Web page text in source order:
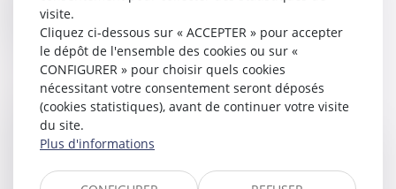
avocats qu'il s'agisse de la gestion des finances, de
l'informatique, de la communication et de la gestion du
personnel.
La conciliation des différends
Le Bâtonnier est un conciliateur. Il reçoit l'ensemble des
contestations des justiciables vis-à-vis de leur avocat. Le
Bâtonnier règle également les différends entre avocats et, dès
qu'ils peuvent survenir, des différends entre les Magistrats et les
visite.
Cliquez ci-dessous sur « ACCEPTER » pour accepter
le dépôt de l'ensemble des cookies ou sur «
CONFIGURER » pour choisir quels cookies
nécessitant votre consentement seront déposés
(cookies statistiques), avant de continuer votre visite
du site.
Plus d'informations